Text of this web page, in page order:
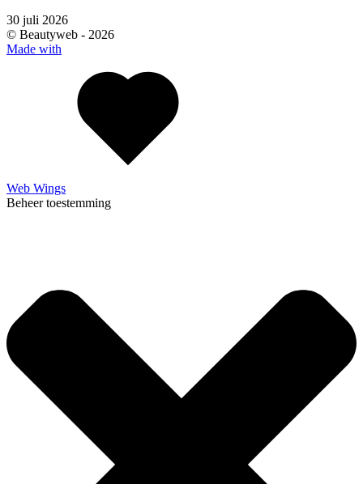
30 juli 2026
© Beautyweb - 2026
Made with
Web Wings
Beheer toestemming